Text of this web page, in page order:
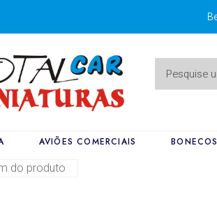
AVIÕES COMERCIAIS BONECOS